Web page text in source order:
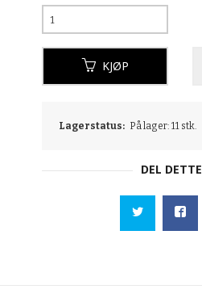
KJØP
Lagerstatus: På lager: 11 stk.
DEL DETTE